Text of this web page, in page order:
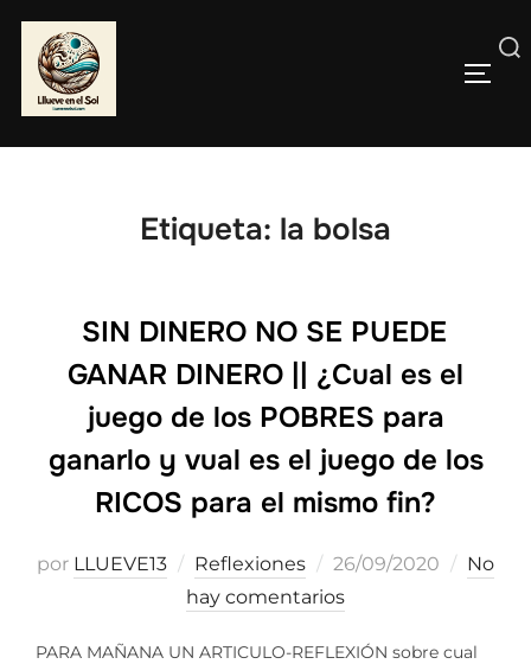
contenido
Buscar:
Etiqueta: la bolsa
SIN DINERO NO SE PUEDE
GANAR DINERO || ¿Cual es el
juego de los POBRES para
ganarlo y vual es el juego de los
RICOS para el mismo fin?
por LLUEVE13 Reflexiones
Publicado
el
26/09/2020
No
hay comentarios
PARA MAÑANA UN ARTICULO-REFLEXIÓN sobre cual